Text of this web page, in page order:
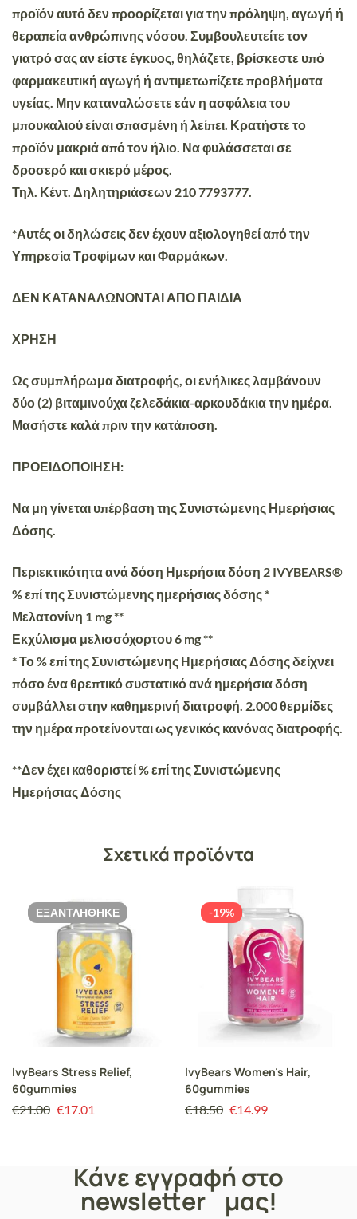
προϊόν αυτό δεν προορίζεται για την πρόληψη, αγωγή ή
θεραπεία ανθρώπινης νόσου. Συμβουλευτείτε τον
γιατρό σας αν είστε έγκυος, θηλάζετε, βρίσκεστε υπό
φαρμακευτική αγωγή ή αντιμετωπίζετε προβλήματα
υγείας. Μην καταναλώσετε εάν η ασφάλεια του
μπουκαλιού είναι σπασμένη ή λείπει. Κρατήστε το
προϊόν μακριά από τον ήλιο. Να φυλάσσεται σε
δροσερό και σκιερό μέρος.
Τηλ. Κέντ. Δηλητηριάσεων 210 7793777.
*Αυτές οι δηλώσεις δεν έχουν αξιολογηθεί από την
Υπηρεσία Τροφίμων και Φαρμάκων.
ΔΕΝ ΚΑΤΑΝΑΛΩΝΟΝΤΑΙ ΑΠΟ ΠΑΙΔΙΑ
ΧΡΗΣΗ
Ως συμπλήρωμα διατροφής, οι ενήλικες λαμβάνουν
δύο (2) βιταμινούχα ζελεδάκια-αρκουδάκια την ημέρα.
Μασήστε καλά πριν την κατάποση.
ΠΡΟΕΙΔΟΠΟΙΗΣΗ:
Να μη γίνεται υπέρβαση της Συνιστώμενης Ημερήσιας
Δόσης.
Περιεκτικότητα ανά δόση Ημερήσια δόση 2 IVYBEARS®
% επί της Συνιστώμενης ημερήσιας δόσης *
Μελατονίνη 1 mg **
Εκχύλισμα μελισσόχορτου 6 mg **
* Το % επί της Συνιστώμενης Ημερήσιας Δόσης δείχνει
πόσο ένα θρεπτικό συστατικό ανά ημερήσια δόση
συμβάλλει στην καθημερινή διατροφή. 2.000 θερμίδες
την ημέρα προτείνονται ως γενικός κανόνας διατροφής.
**Δεν έχει καθοριστεί % επί της Συνιστώμενης
Ημερήσιας Δόσης
Σχετικά προϊόντα
ΕΞΑΝΤΛΉΘΗΚΕ
IvyBears Stress Relief,
60gummies
€21.00 €17.01
-19%
IvyBears Women’s Hair,
60gummies
€18.50 €14.99
Κάνε εγγραφή στο
newsletter μας!